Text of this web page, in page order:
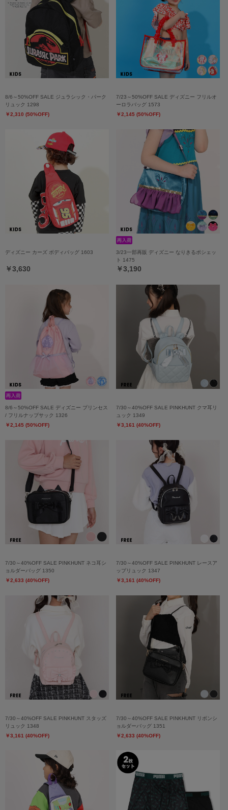
8/6～50%OFF SALE ジュラシック・パーク
リュック 1298
￥2,310 (50%OFF)
7/23～50%OFF SALE ディズニー フリルオ
ーロラバッグ 1573
￥2,145 (50%OFF)
ディズニー カーズ ボディバッグ 1603
￥3,630
3/23一部再販 ディズニー なりきるポシェッ
ト 1475
￥3,190
8/6～50%OFF SALE ディズニー プリンセス
/ フリルナップサック 1326
￥2,145 (50%OFF)
7/30～40%OFF SALE PINKHUNT クマ耳リ
ュック 1349
￥3,161 (40%OFF)
7/30～40%OFF SALE PINKHUNT ネコ耳シ
ョルダーバッグ 1350
￥2,633 (40%OFF)
7/30～40%OFF SALE PINKHUNT レースア
ップリュック 1347
￥3,161 (40%OFF)
7/30～40%OFF SALE PINKHUNT スタッズ
リュック 1348
￥3,161 (40%OFF)
7/30～40%OFF SALE PINKHUNT リボンシ
ョルダーバッグ 1351
￥2,633 (40%OFF)